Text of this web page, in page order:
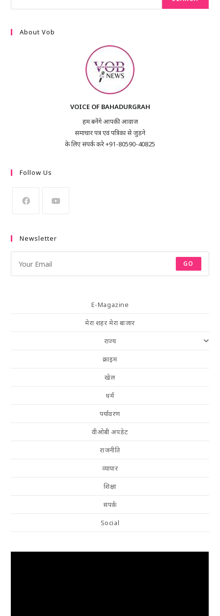
About Vob
VOICE OF BAHADURGRAH
हम बनेंगे आपकी आवाज
समाचार पत्र एवं पत्रिका से जुड़ने
के लिए संपर्क करे +91-80590-40825
Follow Us
Newsletter
GO
E-Magazine
मेरा शहर मेरा बाजार
राज्य
क्राइम
खेल
धर्म
पर्यावरण
वीओबी अपडेट
राजनीति
व्यापार
शिक्षा
संपर्क
Social